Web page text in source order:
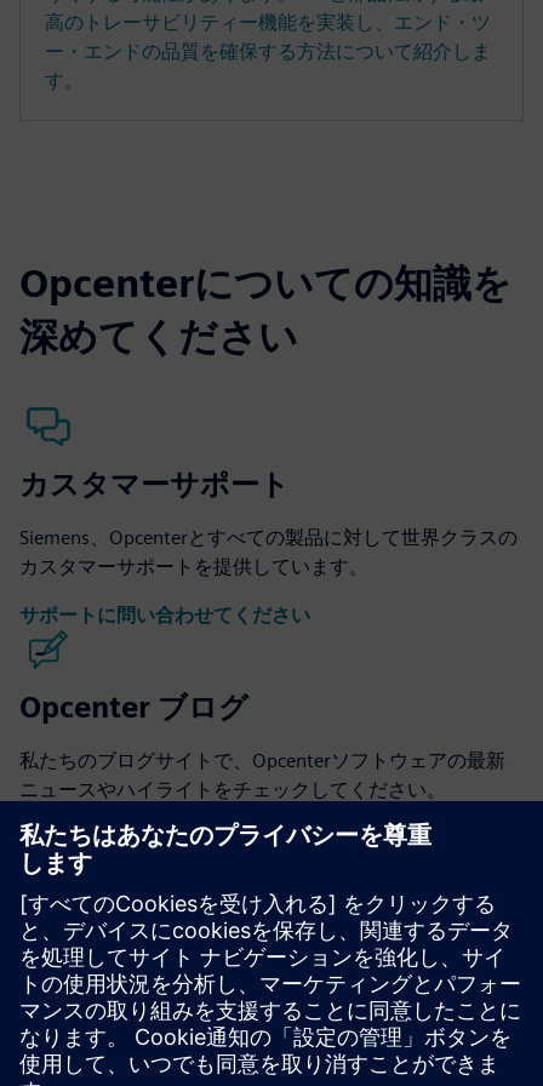
高のトレーサビリティー機能を実装し、エンド・ツ
ー・エンドの品質を確保する方法について紹介しま
す。
Opcenterについての知識を
深めてください
カスタマーサポート
Siemens、Opcenterとすべての製品に対して世界クラスの
カスタマーサポートを提供しています。
サポートに問い合わせてください
Opcenter ブログ
私たちのブログサイトで、Opcenterソフトウェアの最新
ニュースやハイライトをチェックしてください。
ブログをご覧ください
Opcenterコミュニティー
会話に参加したり、Opcenterソフトウェアに関するすべ
ての質問への回答を得たりしてください。
コミュニティを訪ねてください